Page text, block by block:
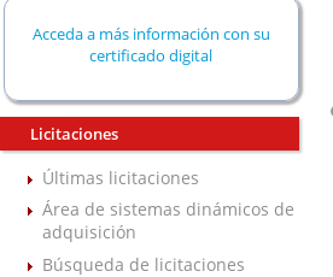
Acceda a más información con su
certificado digital
Licitaciones
Últimas licitaciones
Área de sistemas dinámicos de
adquisición
Búsqueda de licitaciones